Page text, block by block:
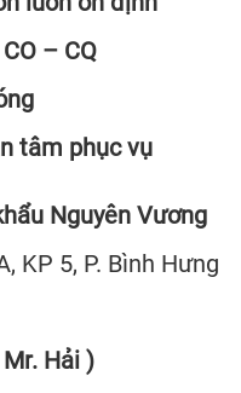
– CQ
tâm phục vụ
Nguyên Vương
KP 5, P. Bình Hưng
Hải )